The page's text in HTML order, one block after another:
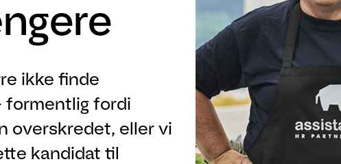
ikke finde
formentlig fordi
overskredet, eller vi
kandidat til